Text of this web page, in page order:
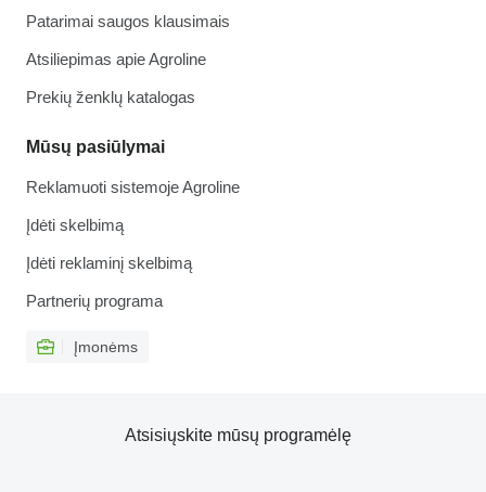
Patarimai saugos klausimais
Atsiliepimas apie Agroline
Prekių ženklų katalogas
Mūsų pasiūlymai
Reklamuoti sistemoje Agroline
Įdėti skelbimą
Įdėti reklaminį skelbimą
Partnerių programa
Įmonėms
Atsisiųskite mūsų programėlę